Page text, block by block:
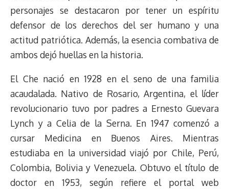
personajes se destacaron por tener un espíritu
defensor de los derechos del ser humano y una
actitud patriótica. Además, la esencia combativa de
ambos dejó huellas en la historia.
El Che nació en 1928 en el seno de una familia
acaudalada. Nativo de Rosario, Argentina, el líder
revolucionario tuvo por padres a Ernesto Guevara
Lynch y a Celia de la Serna. En 1947 comenzó a
cursar Medicina en Buenos Aires. Mientras
estudiaba en la universidad viajó por Chile, Perú,
Colombia, Bolivia y Venezuela. Obtuvo el título de
doctor en 1953, según refiere el portal web